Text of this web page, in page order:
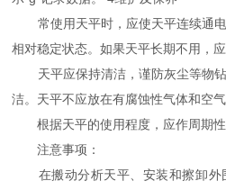
常使用天平时，应使天平连续通电
相对稳定状态。如果天平长期不用，
天平应保持清洁，谨防灰尘等物钻
洁。天平不应放在有腐蚀性气体和空气
根据天平的使用程度，应作周期性
注意事项：
在搬动分析天平、安装和擦卸外